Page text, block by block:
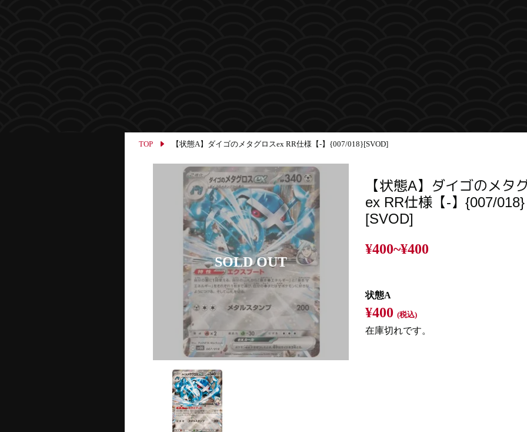
TOP 【状態A】ダイゴのメタグロスex RR仕様【-】{007/018}[SVOD]
【状態A】ダイゴのメタ
ex RR仕様【-】{007/018}
[SVOD]
¥400~¥400
状態A
¥400(税込)
在庫切れです。